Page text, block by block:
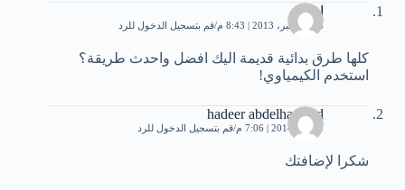
امير
28 ديسمبر، 2013 | 8:43 م قم بتسجيل الدخول للرد
كلها طرق بدائية قديمة اليك افضل واحدث طريقة؟
استخدم الكيمياوي!
hadeer abdelhameed
3 يناير، 2014 | 7:06 م قم بتسجيل الدخول للرد
شكرا لإضافتك